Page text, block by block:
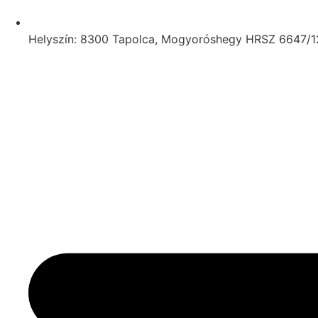
Helyszín: 8300 Tapolca, Mogyoróshegy HRSZ 6647/